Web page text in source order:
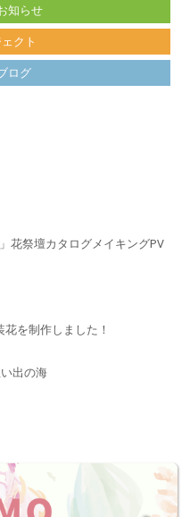
知らせ
クト
ログ
花祭壇カタログメイキングPV
を制作しました！
出の海